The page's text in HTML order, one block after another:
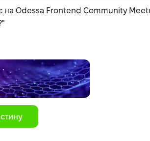
на Odessa Frontend Community